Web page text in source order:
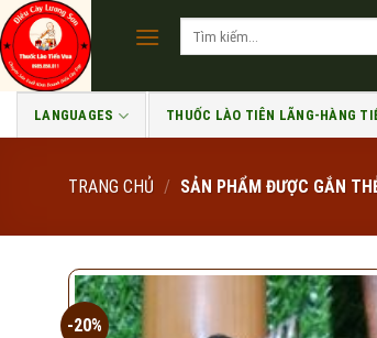
Skip
to
content
LANGUAGES THUỐC LÀO TIÊN LÃNG-HÀNG
TRANG CHỦ / SẢN PHẨM ĐƯỢC GẮN
-20%